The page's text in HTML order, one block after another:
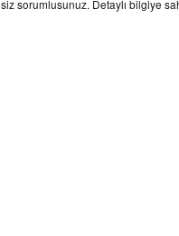
sorumlusunuz. Detaylı bilgiye